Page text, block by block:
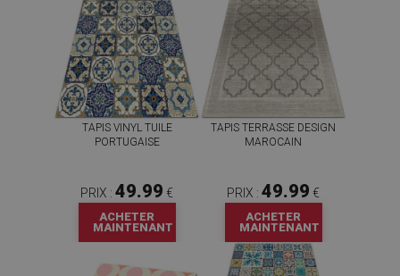
TAPIS VINYL TUILE
PORTUGAISE
PRIX : 49.99 €
ACHETER
MAINTENANT
TAPIS TERRASSE DESIGN
MAROCAIN
PRIX : 49.99 €
ACHETER
MAINTENANT